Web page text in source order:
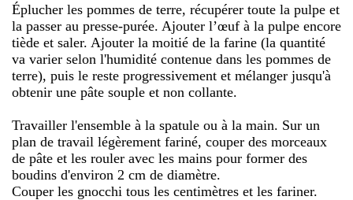
Éplucher les pommes de terre, récupérer toute la pulpe et
la passer au presse-purée. Ajouter l’œuf à la pulpe encore
tiède et saler. Ajouter la moitié de la farine (la quantité
va varier selon l'humidité contenue dans les pommes de
terre), puis le reste progressivement et mélanger jusqu'à
obtenir une pâte souple et non collante.
Travailler l'ensemble à la spatule ou à la main. Sur un
plan de travail légèrement fariné, couper des morceaux
de pâte et les rouler avec les mains pour former des
boudins d'environ 2 cm de diamètre.
Couper les gnocchi tous les centimètres et les fariner.